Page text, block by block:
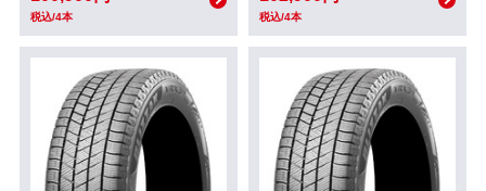
税込/4本 税込/4本